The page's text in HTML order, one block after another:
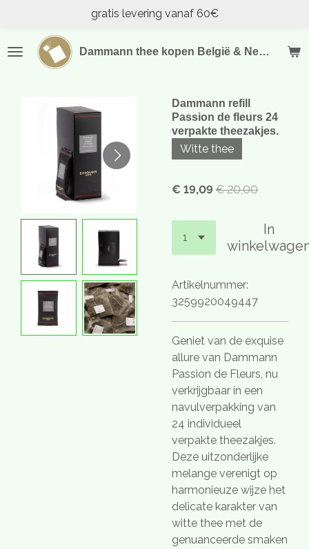
naar
Dammann thee kopen België & Nederland
gratis levering vanaf 60€
Dammann refill
Passion de fleurs 24
verpakte theezakjes.
Witte thee
€ 19,09 € 20,00
In
Artikelnummer:
3259920049447
Geniet van de exquise
allure van Dammann
Passion de Fleurs, nu
verkrijgbaar in een
navulverpakking van
24 individueel
verpakte theezakjes.
Deze uitzonderlijke
melange verenigt op
harmonieuze wijze het
delicate karakter van
witte thee met de
genuanceerde smaken